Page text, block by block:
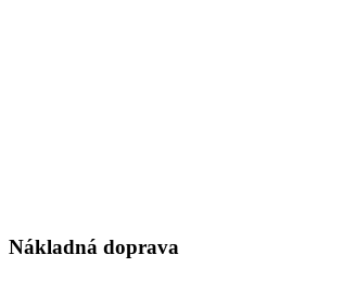
Nákladná doprava